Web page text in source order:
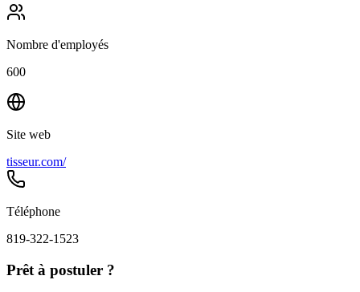
Nombre d'employés
600
Site web
tisseur.com/
Téléphone
819-322-1523
Prêt à postuler ?